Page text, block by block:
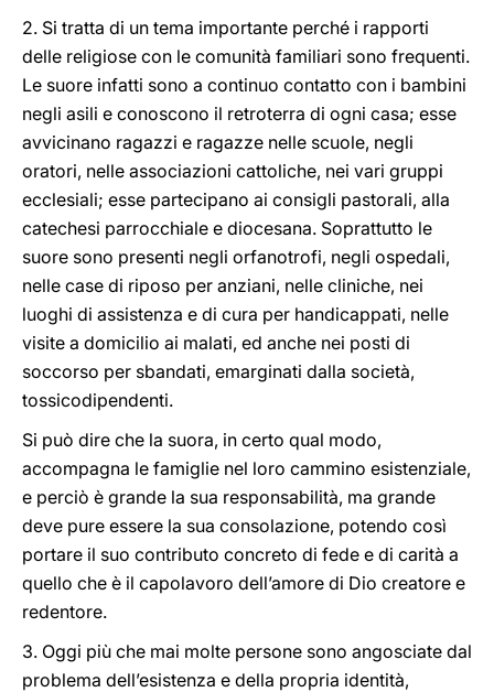
2. Si tratta di un tema importante perché i rapporti
delle religiose con le comunità familiari sono frequenti.
Le suore infatti sono a continuo contatto con i bambini
negli asili e conoscono il retroterra di ogni casa; esse
avvicinano ragazzi e ragazze nelle scuole, negli
oratori, nelle associazioni cattoliche, nei vari gruppi
ecclesiali; esse partecipano ai consigli pastorali, alla
catechesi parrocchiale e diocesana. Soprattutto le
suore sono presenti negli orfanotrofi, negli ospedali,
nelle case di riposo per anziani, nelle cliniche, nei
luoghi di assistenza e di cura per handicappati, nelle
visite a domicilio ai malati, ed anche nei posti di
soccorso per sbandati, emarginati dalla società,
tossicodipendenti.
Si può dire che la suora, in certo qual modo,
accompagna le famiglie nel loro cammino esistenziale,
e perciò è grande la sua responsabilità, ma grande
deve pure essere la sua consolazione, potendo così
portare il suo contributo concreto di fede e di carità a
quello che è il capolavoro dell’amore di Dio creatore e
redentore.
3. Oggi più che mai molte persone sono angosciate dal
problema dell’esistenza e della propria identità,